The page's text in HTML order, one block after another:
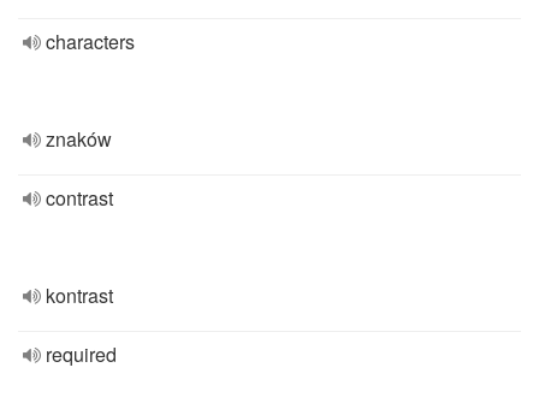
characters
znaków
contrast
kontrast
required